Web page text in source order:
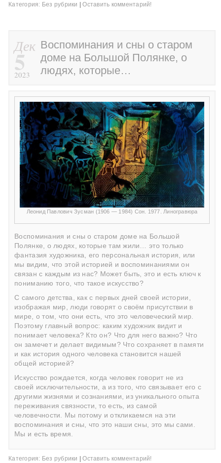
Категория: Без рубрики | Оставить комментарий!
Дек
5
2023
Воспоминания и сны о старом
доме на Большой Полянке, о
людях, которые…
Леонид Павлович Зусман (1906 — 1984) Сон. 1977. Линогравюра
Воспоминания и сны о старом доме на Большой
Полянке, о людях, которые там жили… это только
фантазия художника, его персональная история, или
мы видим, что этой историей и воспоминаниями он
связан с каждым из нас? Может быть, это и есть ключ к
пониманию того, что такое искусство?
С самого детства, как с первых дней своей истории,
изображая мир, люди говорят о своём присутствии в
мире, о том, что они есть, что это человеческий мир.
Поэтому главный вопрос: каким художник видит и
понимает человека? Кто он? Что для него важно? Что
он замечет и делает видимым? Что сохраняет в памяти
и как история одного человека становится нашей
общей историей?
Искусство рождается, когда человек говорит не из
своей исключительности, а из того, что связывает его с
другими жизнями и сознаниями, из уникального опыта
переживания связности, то есть, из самой
человечности. Мы потому и откликаемся на эти
воспоминания и сны, что это наши сны, это мы сами.
Мы и есть время.
Категория: Без рубрики Оставить комментарий!